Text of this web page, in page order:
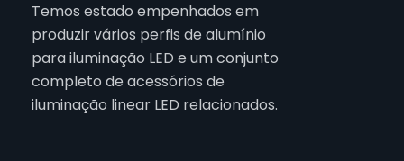
Temos estado empenhados em
produzir vários perfis de alumínio
para iluminação LED e um conjunto
completo de acessórios de
iluminação linear LED relacionados.